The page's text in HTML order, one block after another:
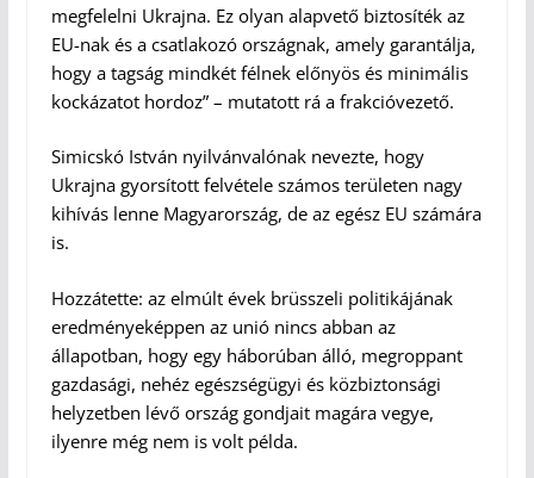
megfelelni Ukrajna. Ez olyan alapvető biztosíték az
EU-nak és a csatlakozó országnak, amely garantálja,
hogy a tagság mindkét félnek előnyös és minimális
kockázatot hordoz” – mutatott rá a frakcióvezető.
Simicskó István nyilvánvalónak nevezte, hogy
Ukrajna gyorsított felvétele számos területen nagy
kihívás lenne Magyarország, de az egész EU számára
is.
Hozzátette: az elmúlt évek brüsszeli politikájának
eredményeképpen az unió nincs abban az
állapotban, hogy egy háborúban álló, megroppant
gazdasági, nehéz egészségügyi és közbiztonsági
helyzetben lévő ország gondjait magára vegye,
ilyenre még nem is volt példa.